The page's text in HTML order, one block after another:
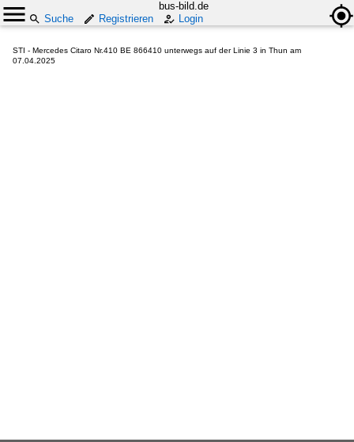
bus-bild.de
Suche
Registrieren Login
STI - Mercedes Citaro Nr.410 BE 866410 unterwegs auf der Linie 3 in Thun am
07.04.2025